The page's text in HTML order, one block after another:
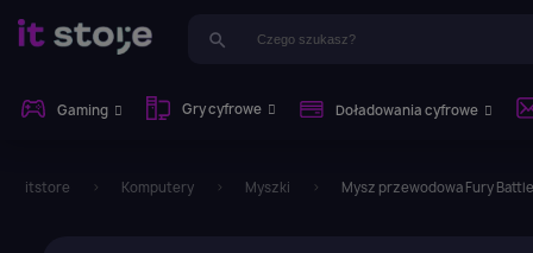
search
Gaming Gry cyfrowe Doładowania cyfrowe
itstore Komputery Myszki Mysz przewodowa Fury